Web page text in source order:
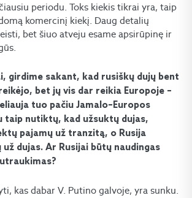
periodu. Toks kiekis tikrai yra, taip
komercinį kiekį. Daug detalių
bet šiuo atveju esame apsirūpinę ir
girdime sakant, kad rusiškų dujų bent
bet jų vis dar reikia Europoje –
tuo pačiu Jamalo–Europos
taip nutiktų, kad užsuktų dujas,
pajamų už tranzitą, o Rusija
dujas. Ar Rusijai būtų naudingas
kas dabar V. Putino galvoje, yra sunku.